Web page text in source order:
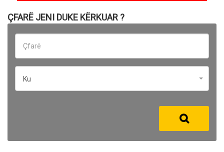
ÇFARË JENI DUKE KËRKUAR ?
Ku